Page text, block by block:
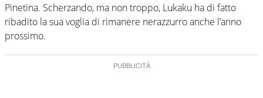
Pinetina. Scherzando, ma non troppo, Lukaku ha di fatto
ribadito la sua voglia di rimanere nerazzurro anche l’anno
prossimo.